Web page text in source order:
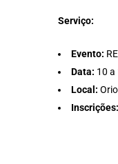
Serviço:
Evento:
Data: 10 a
Local:
Inscrições: